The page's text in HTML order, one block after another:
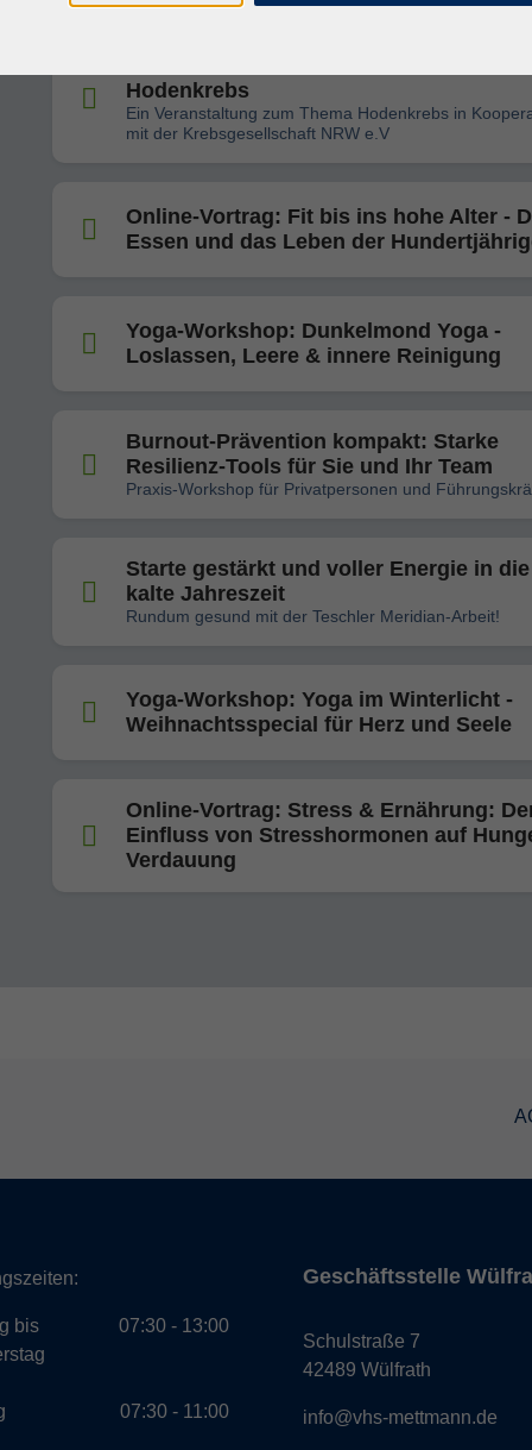
Hodenkrebs
Ein Veranstaltung zum Thema Hodenkrebs in
mit der Krebsgesellschaft NRW e.V
Online-Vortrag: Fit bis ins hohe Alter -
Essen und das Leben der
Yoga-Workshop: Dunkelmond Yoga -
Loslassen, Leere & innere Reinigung
Burnout-Prävention kompakt: Starke
Resilienz-Tools für Sie und Ihr Team
Praxis-Workshop für Privatpersonen und
Starte gestärkt und voller Energie in die
kalte Jahreszeit
Rundum gesund mit der Teschler Meridian-Arbeit!
Yoga-Workshop: Yoga im Winterlicht -
Weihnachtsspecial für Herz und Seele
Online-Vortrag: Stress & Ernährung:
Einfluss von Stresshormonen auf
Verdauung
bis
07:30 - 13:00
07:30 - 11:00
Geschäftsstelle
Schulstraße 7
42489 Wülfrath
info@vhs-mettmann.de